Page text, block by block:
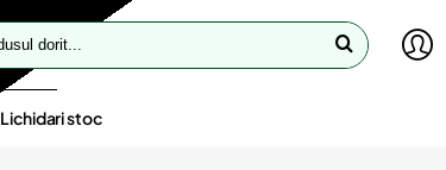
Lichidari stoc